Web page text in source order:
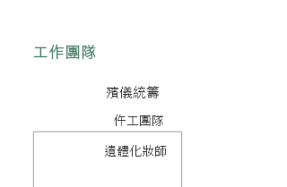
工作團隊
仵工團隊
遺體化妝師
殯儀統籌